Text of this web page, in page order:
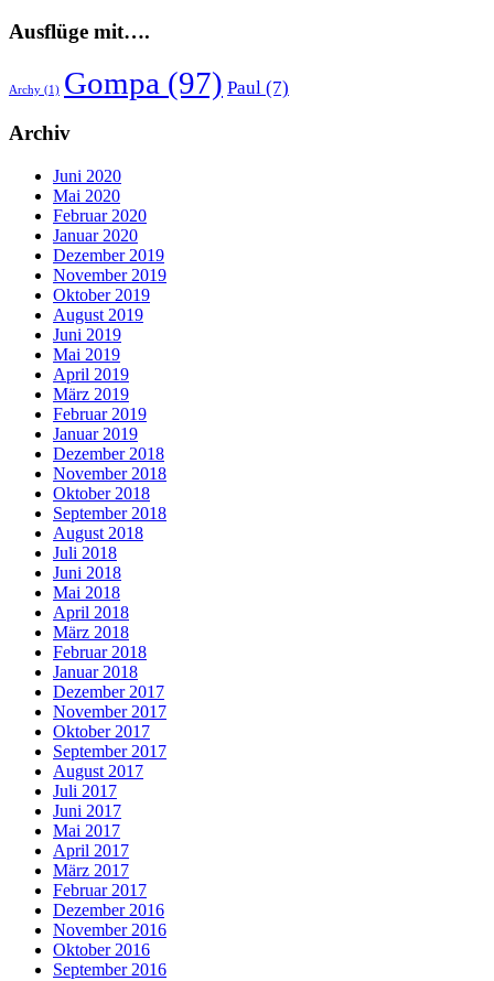
Ausflüge mit….
Archy (1) Gompa (97) Paul (7)
Archiv
Juni 2020
Mai 2020
Februar 2020
Januar 2020
Dezember 2019
November 2019
Oktober 2019
August 2019
Juni 2019
Mai 2019
April 2019
März 2019
Februar 2019
Januar 2019
Dezember 2018
November 2018
Oktober 2018
September 2018
August 2018
Juli 2018
Juni 2018
Mai 2018
April 2018
März 2018
Februar 2018
Januar 2018
Dezember 2017
November 2017
Oktober 2017
September 2017
August 2017
Juli 2017
Juni 2017
Mai 2017
April 2017
März 2017
Februar 2017
Dezember 2016
November 2016
Oktober 2016
September 2016